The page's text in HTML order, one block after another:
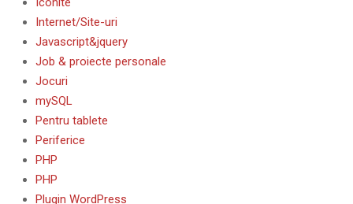
Internet/Site-uri
Javascript&jquery
Job & proiecte personale
Jocuri
mySQL
Pentru tablete
Periferice
PHP
PHP
Plugin WordPress